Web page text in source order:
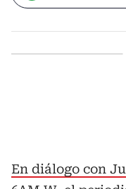
En diálogo con